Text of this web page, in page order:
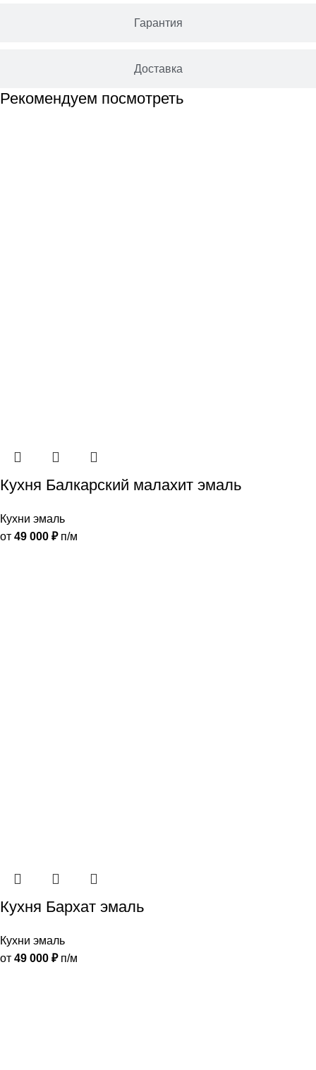
Гарантия
Доставка
Рекомендуем посмотреть
Кухня Балкарский малахит эмаль
Кухни эмаль
от 49 000 ₽п/м
Кухня Бархат эмаль
Кухни эмаль
от 49 000 ₽п/м